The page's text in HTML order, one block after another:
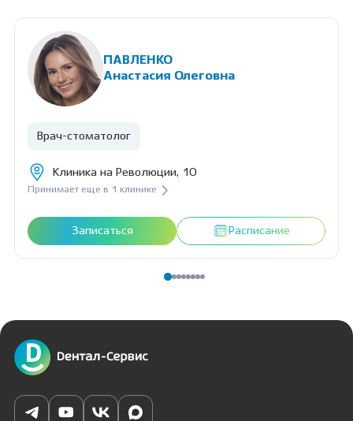
ПАВЛЕНКО
Анастасия Олеговна
Врач-стоматолог
Клиника на Революции, 10
Принимает еще в 1 клинике
Записаться Расписание